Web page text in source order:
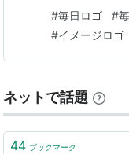
と嬉しいです
イメージした
#毎日ロゴ #
#イメージロゴ
ネットで話題
44 ブックマーク